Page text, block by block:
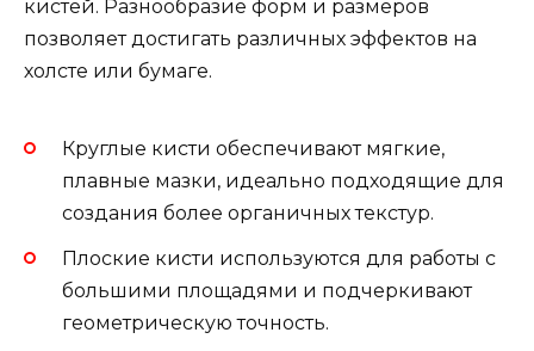
кистей. Разнообразие форм и размеров
позволяет достигать различных эффектов на
холсте или бумаге.
Круглые кисти обеспечивают мягкие,
плавные мазки, идеально подходящие для
создания более органичных текстур.
Плоские кисти используются для работы с
большими площадями и подчеркивают
геометрическую точность.